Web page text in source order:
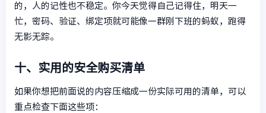
的，人的记性也不稳定。你今天觉得自己记得住，明天一
忙，密码、验证、绑定项就可能像一群刚下班的蚂蚁，跑得
无影无踪。
十、实用的安全购买清单
如果你想把前面说的内容压缩成一份实际可用的清单，可以
重点检查下面这些项：